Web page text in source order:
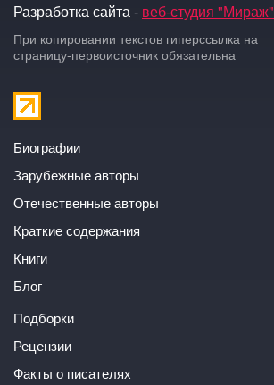
Разработка сайта - веб-студия "Мираж"
При копировании текстов гиперссылка на
страницу-первоисточник обязательна
Биографии
Зарубежные авторы
Отечественные авторы
Краткие содержания
Книги
Блог
Подборки
Рецензии
Факты о писателях